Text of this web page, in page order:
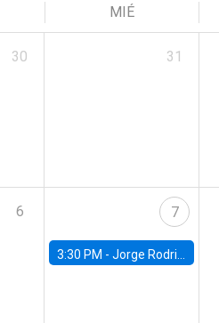
MIÉ
30 31
6 7
3:30 PM -Jorge Rodriguez, Universidad de Los Andes